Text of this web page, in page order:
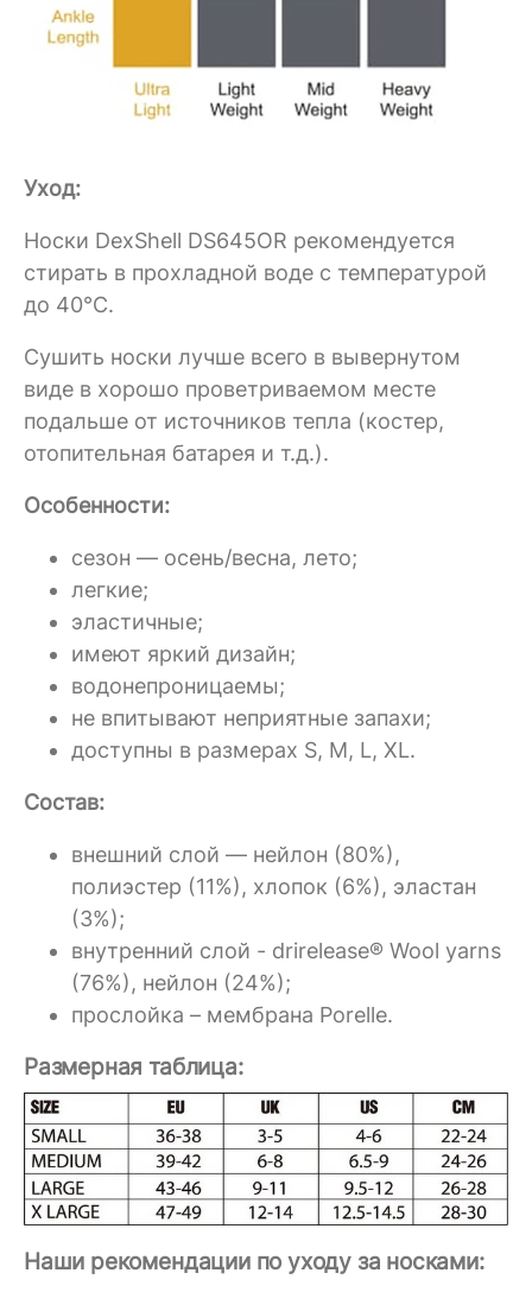
Уход:
Носки DexShell DS645OR рекомендуется
стирать в прохладной воде с температурой
до 40°C.
Сушить носки лучше всего в вывернутом
виде в хорошо проветриваемом месте
подальше от источников тепла (костер,
отопительная батарея и т.д.).
Особенности:
сезон — осень/весна, лето;
легкие;
эластичные;
имеют яркий дизайн;
водонепроницаемы;
не впитывают неприятные запахи;
доступны в размерах S, M, L, XL.
Состав:
внешний слой — нейлон (80%),
полиэстер (11%), хлопок (6%), эластан
(3%);
внутренний слой - drirelease® Wool yarns
(76%), нейлон (24%);
прослойка – мембрана Porelle.
Размерная таблица:
Наши рекомендации по уходу за носками: